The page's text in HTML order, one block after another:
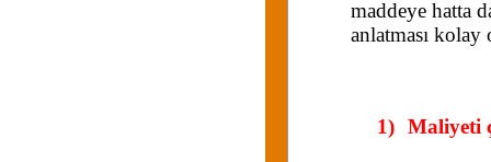
maddeye hatta
anlatması kolay
1) Maliyeti